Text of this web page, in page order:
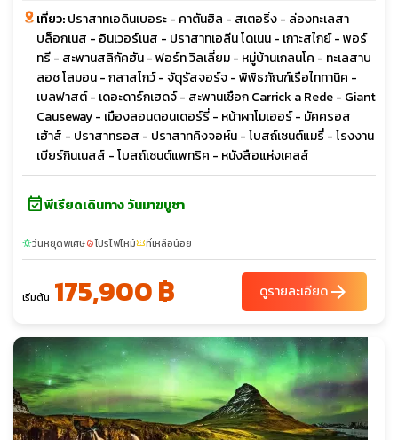
เที่ยว:ปราสาทเอดินเบอระ - คาตันฮิล - สเตอริ่ง - ล่องทะเลสา
บล็อกเนส - อินเวอร์เนส - ปราสาทเอลีน โดเนน - เกาะสไกย์ - พอร์
ทรี - สะพานสลิกัคฮัน - ฟอร์ท วิลเลี่ยม - หมู่บ้านเกลนโค - ทะเลสาบ
ลอช โลมอน - กลาสโกว์ - จัตุรัสจอร์จ - พิพิธภัณฑ์เรือไททานิค -
เบลฟาสต์ - เดอะดาร์กเฮดจ์ - สะพานเชือก Carrick a Rede - Giant
Causeway - เมืองลอนดอนเดอร์รี่ - หน้าผาโมเฮอร์ - มัคครอส
เฮ้าส์ - ปราสาทรอส - ปราสาทคิงจอห์น - โบสถ์เซนต์แมรี่ - โรงงาน
เบียร์กินเนสส์ - โบสถ์เซนต์แพทริค - หนังสือแห่งเคลส์
event_availableพีเรียดเดินทาง วันมาฆบูชา
sunnyวันหยุดพิเศษlocal_fire_departmentโปรไฟไหม้confirmation_numberที่เหลือน้อย
เริ่มต้น 175,900 ฿ ดูรายละเอียดarrow_forward